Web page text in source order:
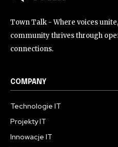
Town Talk - Where voices
community thrives through
connections.
COMPANY
Technologie IT
Projekty IT
Innowacje IT